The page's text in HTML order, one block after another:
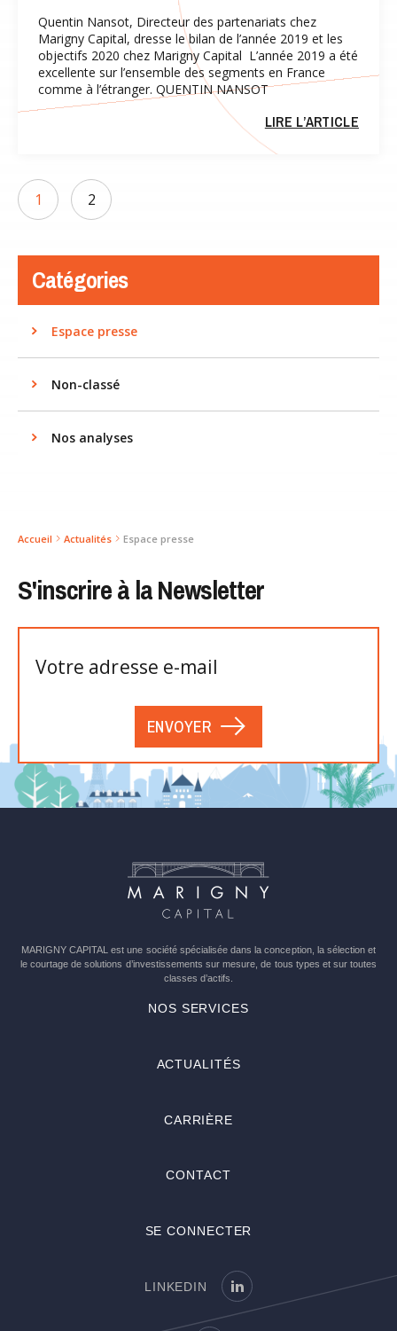
Quentin Nansot, Directeur des partenariats chez
Marigny Capital, dresse le bilan de l’année 2019 et les
objectifs 2020 chez Marigny Capital L’année 2019 a été
excellente sur l’ensemble des segments en France
comme à l’étranger. QUENTIN NANSOT
LIRE L’ARTICLE
1 2
Catégories
Espace presse
Non-classé
Nos analyses
Accueil Actualités Espace presse
S'inscrire à la Newsletter
ENVOYER
Veuillez
laisser
MARIGNY CAPITAL est une société spécialisée dans la conception, la sélection et
le courtage de solutions d’investissements sur mesure, de tous types et sur toutes
classes d’actifs.
NOS SERVICES
ACTUALITÉS
CARRIÈRE
CONTACT
SE CONNECTER
LINKEDIN